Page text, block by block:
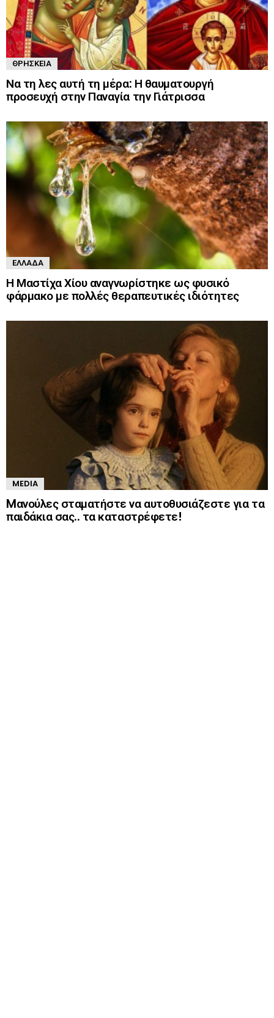
ΘΡΗΣΚΕΊΑ
Να τη λες αυτή τη μέρα: Η θαυματουργή
προσευχή στην Παναγία την Γιάτρισσα
ΕΛΛΆΔΑ
Η Μαστίχα Χίου αναγνωρίστηκε ως φυσικό
φάρμακο με πολλές θεραπευτικές ιδιότητες
MEDIA
Mανούλες σταματήστε να αυτοθυσιάζεστε για τα
παιδάκια σας.. τα καταστρέφετε!